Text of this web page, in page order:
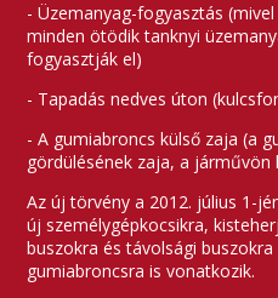
- Üzemanyag-fogyasztás
minden ötödik tanknyi
fogyasztják el)
- Tapadás nedves úton
- A gumiabroncs külső zaja (a
gördülésének zaja, a járművön
Az új törvény a 2012. július 1-
új személygépkocsikra,
buszokra és távolsági
gumiabroncsra is vonatkozik.